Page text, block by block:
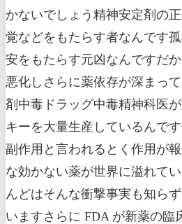
かないでしょう精神安定剤の
覚などをもたらす者なんです
安をもたらす元凶なんですだ
悪化しさらに薬依存が深まっ
剤中毒ドラッグ中毒精神科医
キーを大量生産しているんで
副作用と言われるとく作用が
な効かない薬が世界に溢れて
んどはそんな衝撃事実も知ら
いますさらに FDA が新薬の臨